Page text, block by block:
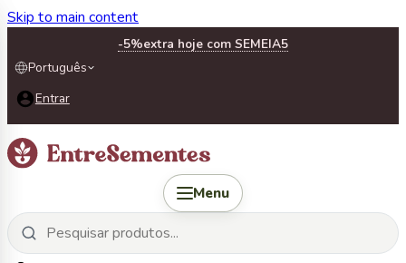
Skip to main content
-5%extra hoje com SEMEIA5
Português
Entrar
Menu